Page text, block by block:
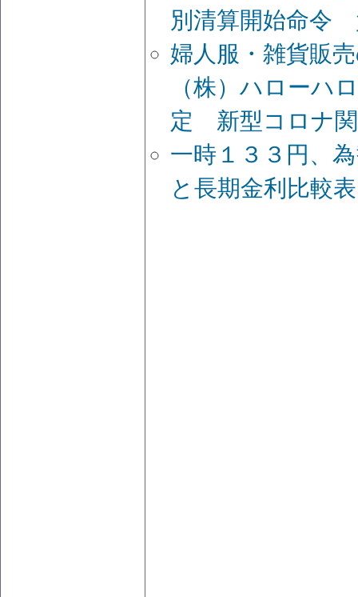
別清算開始命令
婦人服・雑貨販
（株）ハローハ
定 新型コロナ
一時１３３円、
と長期金利比較表